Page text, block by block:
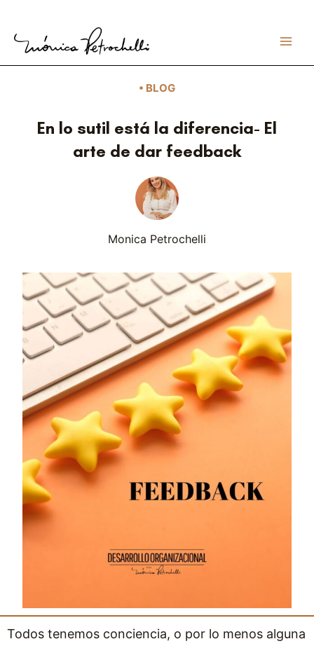
contenido
• BLOG
En lo sutil está la diferencia- El
arte de dar feedback
Monica Petrochelli
Todos tenemos conciencia, o por lo menos alguna